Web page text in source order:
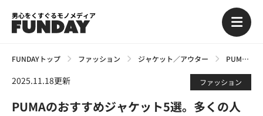
男心をくすぐるモノメディア
FUNDAYトップ ファッション ジャケット／アウター PUMAのおすすめジャケット5選。多くの人に支持される魅力と選び方を解説！
2025.11.18更新 ファッション
PUMAのおすすめジャケット5選。多くの人